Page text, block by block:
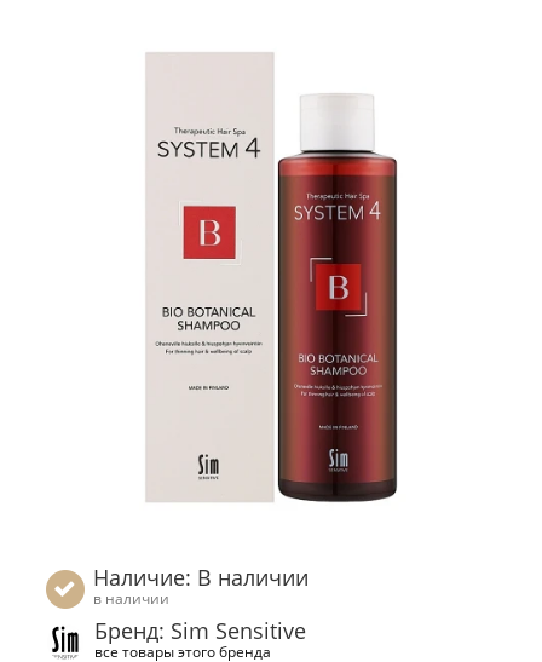
Наличие: В наличии
в наличии
Бренд: Sim Sensitive
все товары этого бренда